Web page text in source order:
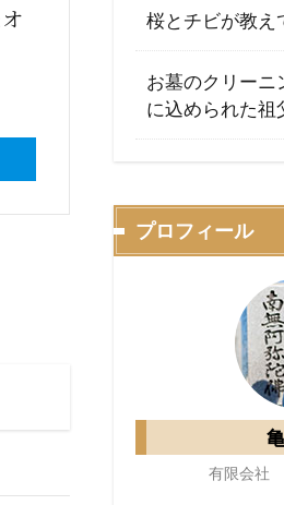
桜とチビが教え
お墓のクリーニ
に込められた祖
プロフィール
有限会社